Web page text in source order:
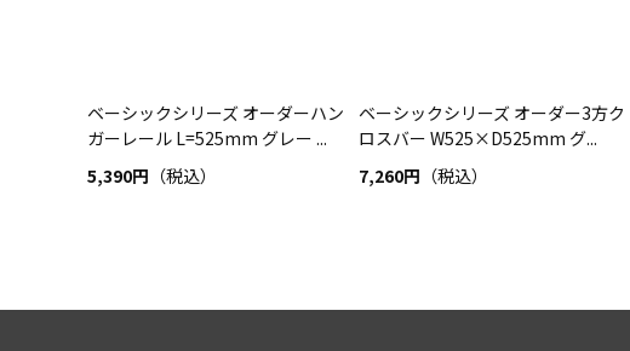
ベーシックシリーズ オーダーハン
ガーレール L=525mm グレー ...
5,390円 （税込）
ベーシックシリーズ オーダー3方ク
ロスバー W525×D525mm グ...
7,260円 （税込）